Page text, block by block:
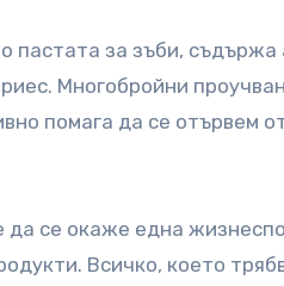
пастата за зъби,
Многобройни
помага да се отървем
се окаже една
Всичко, което